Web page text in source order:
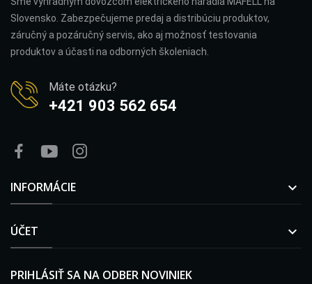
Slovensko. Zabezpečujeme predaj a distribúciu produktov,
záručný a pozáručný servis, ako aj možnosť testovania
produktov a účasti na odborných školeniach.
Máte otázku?
+421 903 562 654
INFORMÁCIE 
ÚČET 
PRIHLÁSIŤ SA NA ODBER NOVINIEK